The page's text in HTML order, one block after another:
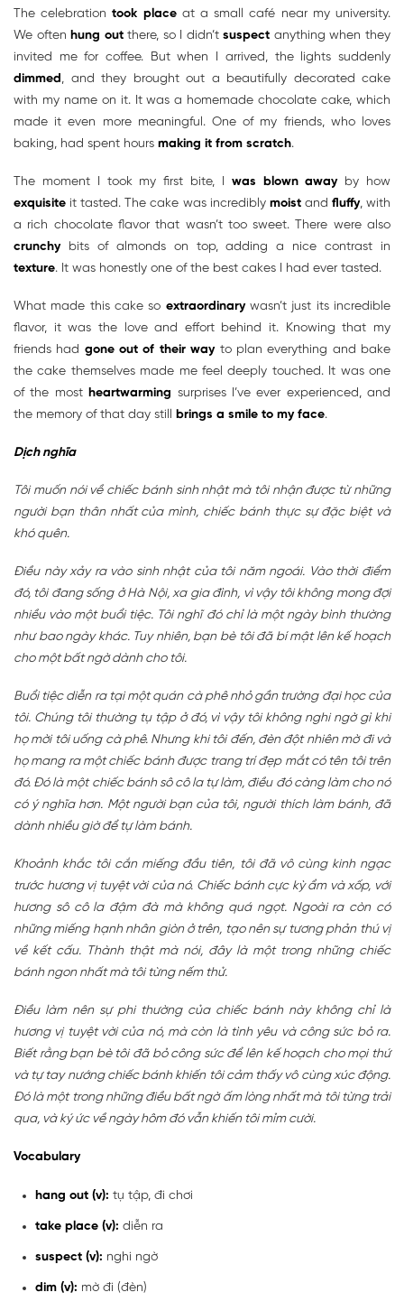
The celebrationtook place at a small café near my university.
We oftenhung outthere, so I didn’tsuspect anything when they
invited me for coffee. But when I arrived, the lights suddenly
dimmed, and they brought out a beautifully decorated cake
with my name on it. It was a homemade chocolate cake, which
made it even more meaningful. One of my friends, who loves
baking, had spent hours making it from scratch.
The moment I took my first bite, I was blown awayby how
exquisite it tasted. The cake was incredibly moistand fluffy, with
a rich chocolate flavor that wasn’t too sweet. There were also
crunchybits of almonds on top, adding a nice contrast in
texture. It was honestly one of the best cakes I had ever tasted.
What made this cake so extraordinarywasn’t just its incredible
flavor, it was the love and effort behind it. Knowing that my
friends had gone out of their wayto plan everything and bake
the cake themselves made me feel deeply touched. It was one
of the mostheartwarming surprises I’ve ever experienced, and
the memory of that day still brings a smile to my face.
Dịch nghĩa
Tôi muốn nói về chiếc bánh sinh nhật mà tôi nhận được từ những
người bạn thân nhất của mình, chiếc bánh thực sự đặc biệt và
khó quên.
Điều này xảy ra vào sinh nhật của tôi năm ngoái. Vào thời điểm
đó, tôi đang sống ở Hà Nội, xa gia đình, vì vậy tôi không mong đợi
nhiều vào một buổi tiệc. Tôi nghĩ đó chỉ là một ngày bình thường
như bao ngày khác. Tuy nhiên, bạn bè tôi đã bí mật lên kế hoạch
cho một bất ngờ dành cho tôi.
Buổi tiệc diễn ra tại một quán cà phê nhỏ gần trường đại học của
tôi. Chúng tôi thường tụ tập ở đó, vì vậy tôi không nghi ngờ gì khi
họ mời tôi uống cà phê. Nhưng khi tôi đến, đèn đột nhiên mờ đi và
họ mang ra một chiếc bánh được trang trí đẹp mắt có tên tôi trên
đó. Đó là một chiếc bánh sô cô la tự làm, điều đó càng làm cho nó
có ý nghĩa hơn. Một người bạn của tôi, người thích làm bánh, đã
dành nhiều giờ để tự làm bánh.
Khoảnh khắc tôi cắn miếng đầu tiên, tôi đã vô cùng kinh ngạc
trước hương vị tuyệt vời của nó. Chiếc bánh cực kỳ ẩm và xốp, với
hương sô cô la đậm đà mà không quá ngọt. Ngoài ra còn có
những miếng hạnh nhân giòn ở trên, tạo nên sự tương phản thú vị
về kết cấu. Thành thật mà nói, đây là một trong những chiếc
bánh ngon nhất mà tôi từng nếm thử.
Điều làm nên sự phi thường của chiếc bánh này không chỉ là
hương vị tuyệt vời của nó, mà còn là tình yêu và công sức bỏ ra.
Biết rằng bạn bè tôi đã bỏ công sức để lên kế hoạch cho mọi thứ
và tự tay nướng chiếc bánh khiến tôi cảm thấy vô cùng xúc động.
Đó là một trong những điều bất ngờ ấm lòng nhất mà tôi từng trải
qua, và ký ức về ngày hôm đó vẫn khiến tôi mỉm cười.
Vocabulary
hang out (v): tụ tập, đi chơi
take place (v): diễn ra
suspect (v): nghi ngờ
dim (v): mờ đi (đèn)